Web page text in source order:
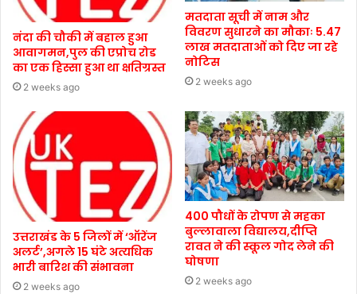
नंदा की चौकी में बहाल हुआ
आवागमन,पुल की एप्रोच रोड
का एक हिस्सा हुआ था क्षतिग्रस्त
2 weeks ago
मतदाता सूची में नाम और
विवरण सुधारने का मौकाः 5.47
लाख मतदाताओं को दिए जा रहे
नोटिस
2 weeks ago
उत्तराखंड के 5 जिलों में ‘ऑरेंज
अलर्ट’,अगले 15 घंटे अत्यधिक
भारी बारिश की संभावना
2 weeks ago
400 पौधों के रोपण से महका
बुल्लावाला विद्यालय,दीप्ति
रावत ने की स्कूल गोद लेने की
घोषणा
2 weeks ago